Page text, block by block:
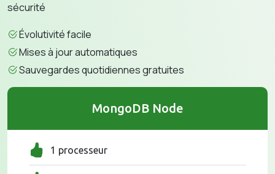
sécurité
Évolutivité facile
Mises à jour automatiques
Sauvegardes quotidiennes gratuites
MongoDB Node
1 processeur